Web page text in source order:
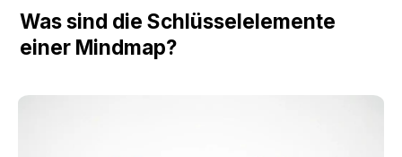
Was sind die Schlüsselelemente
einer Mindmap?